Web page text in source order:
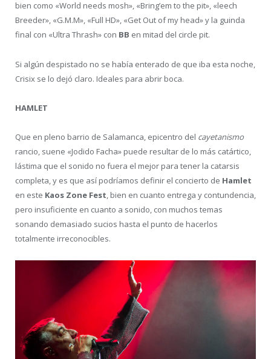
bien como «World needs mosh», «Bring’em to the pit», «leech
Breeder», «G.M.M», «Full HD», «Get Out of my head» y la guinda
final con «Ultra Thrash» con BB en mitad del circle pit.
Si algún despistado no se había enterado de que iba esta noche,
Crisix se lo dejó claro. Ideales para abrir boca.
HAMLET
Que en pleno barrio de Salamanca, epicentro del cayetanismo
rancio, suene «Jodido Facha» puede resultar de lo más catártico,
lástima que el sonido no fuera el mejor para tener la catarsis
completa, y es que así podríamos definir el concierto de Hamlet
en este Kaos Zone Fest, bien en cuanto entrega y contundencia,
pero insuficiente en cuanto a sonido, con muchos temas
sonando demasiado sucios hasta el punto de hacerlos
totalmente irreconocibles.